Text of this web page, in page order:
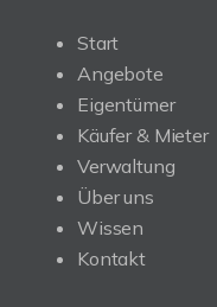
Start
Angebote
Eigentümer
Käufer & Mieter
Verwaltung
Über uns
Wissen
Kontakt